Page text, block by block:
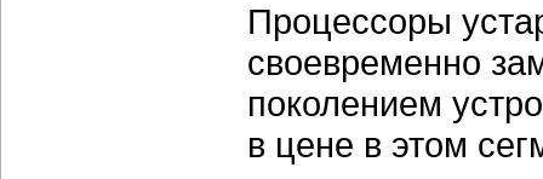
Процессоры
своевременно
поколением
в цене в этом